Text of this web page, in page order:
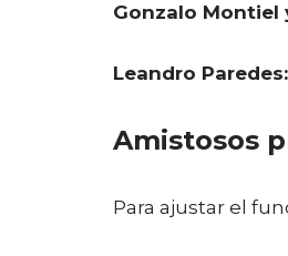
Gonzalo Montiel
Leandro Paredes:
Amistosos
Para ajustar el